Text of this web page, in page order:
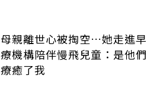
母親離世心被掏空…她走進早
療機構陪伴慢飛兒童：是他們
療癒了我